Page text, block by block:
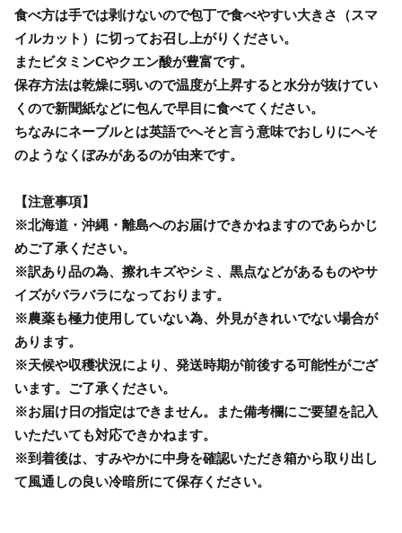
食べ方は手では剥けないので包丁で食べやすい大きさ（スマ
イルカット）に切ってお召し上がりください。
またビタミンCやクエン酸が豊富です。
保存方法は乾燥に弱いので温度が上昇すると水分が抜けてい
くので新聞紙などに包んで早目に食べてください。
ちなみにネーブルとは英語でへそと言う意味でおしりにへそ
のようなくぼみがあるのが由来です。
【注意事項】
※北海道・沖縄・離島へのお届けできかねますのであらかじ
めご了承ください。
※訳あり品の為、擦れキズやシミ、黒点などがあるものやサ
イズがバラバラになっております。
※農薬も極力使用していない為、外見がきれいでない場合が
あります。
※天候や収穫状況により、発送時期が前後する可能性がござ
います。ご了承ください。
※お届け日の指定はできません。また備考欄にご要望を記入
いただいても対応できかねます。
※到着後は、すみやかに中身を確認いただき箱から取り出し
て風通しの良い冷暗所にて保存ください。